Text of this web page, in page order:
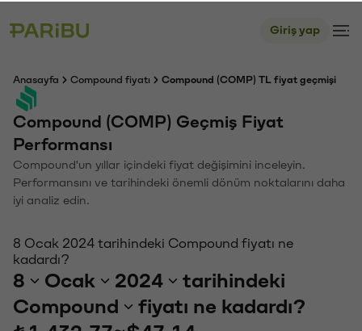
Giriş yap
Anasayfa Compound fiyatı Compound (COMP) TL fiyat geçmişi
Compound (COMP) Geçmiş Fiyat
Performansı
Compound'un yıllar içindeki fiyat değişimini inceleyin.
Performansını ve tarihindeki önemli dönüm noktalarını daha
iyi analiz edin.
8 Ocak 2024 tarihindeki Compound fiyatı ne
kadardı?
8 Ocak 2024
tarihindeki
Compound
fiyatı ne kadardı?